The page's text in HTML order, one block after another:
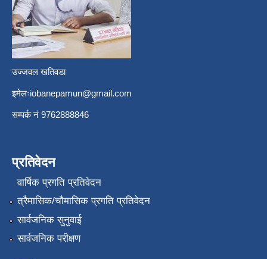
उज्जवल खतिवडा
इमेलःiobanepamun@gmail.com
सम्पर्क नंं 9762888846
प्रतिवेदन
वार्षिक प्रगति प्रतिवेदन
त्रैमासिक/चौमासिक प्रगति प्रतिवेदन
सार्वजनिक सुनुवाई
सार्वजनिक परीक्षण